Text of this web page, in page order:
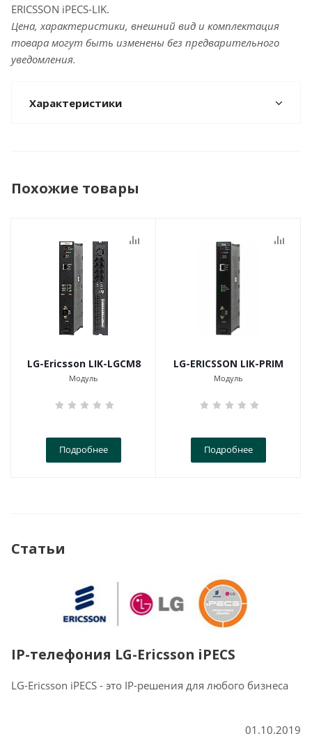
ERICSSON iPECS-LIK.
Цена, характеристики, внешний вид и комплектация
товара могут быть изменены без предварительного
уведомления.
Характеристики
Похожие товары
LG-Ericsson LIK-LGCM8
Модуль
Подробнее
LG-ERICSSON LIK-PRIM
Модуль
Подробнее
Статьи
IP-телефония LG-Ericsson iPECS
LG-Ericsson iPECS - это IP-решения для любого бизнеса
01.10.2019